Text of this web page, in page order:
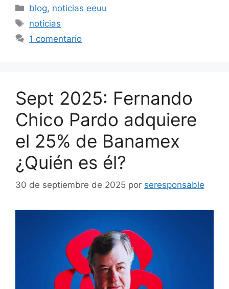
Categorías
blog, noticias eeuu
Etiquetas
noticias
1 comentario
Sept 2025: Fernando
Chico Pardo adquiere
el 25% de Banamex
¿Quién es él?
30 de septiembre de 2025 por seresponsable